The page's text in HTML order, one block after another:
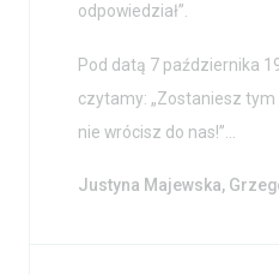
odpowiedział”.
Pod datą 7 października
czytamy: „Zostaniesz
nie wrócisz do nas!”…
Justyna Majewska,